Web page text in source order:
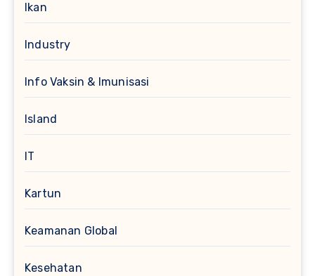
Ikan
Industry
Info Vaksin & Imunisasi
Island
IT
Kartun
Keamanan Global
Kesehatan